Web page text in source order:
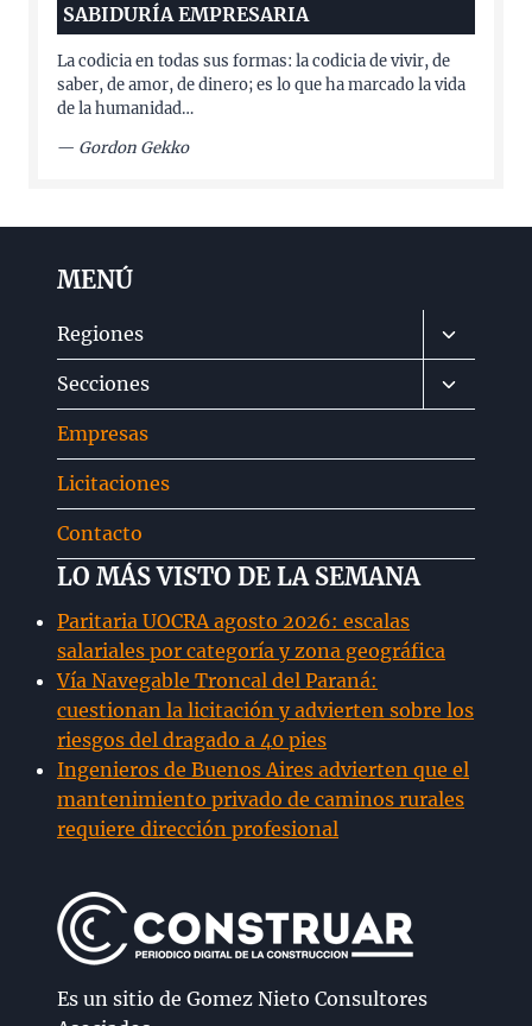
SABIDURÍA EMPRESARIA
La codicia en todas sus formas: la codicia de vivir, de
saber, de amor, de dinero; es lo que ha marcado la vida
de la humanidad…
— Gordon Gekko
MENÚ
Regiones
Alternar
menú
hijo
Secciones
Alternar
menú
Empresas
Licitaciones
Contacto
LO MÁS VISTO DE LA SEMANA
Paritaria UOCRA agosto 2026: escalas
salariales por categoría y zona geográfica
Vía Navegable Troncal del Paraná:
cuestionan la licitación y advierten sobre los
riesgos del dragado a 40 pies
Ingenieros de Buenos Aires advierten que el
mantenimiento privado de caminos rurales
requiere dirección profesional
Es un sitio de Gomez Nieto Consultores